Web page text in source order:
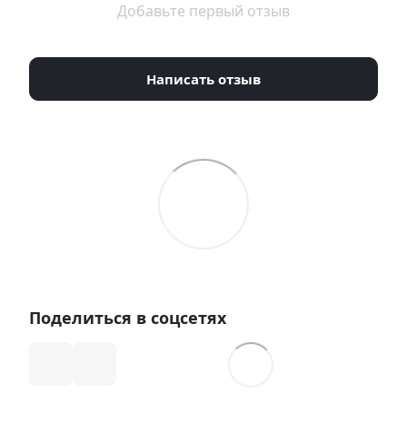
Добавьте первый отзыв
Написать отзыв
Поделиться в соцсетях